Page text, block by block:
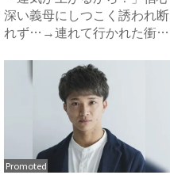
深い義母にしつこく誘われ断
れず…→連れて行かれた衝撃
Promoted